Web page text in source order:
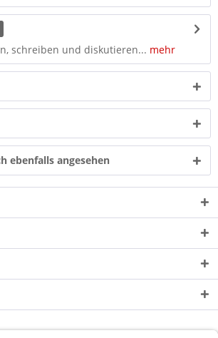
schreiben und diskutieren... mehr
ebenfalls angesehen
Mehrwertsteuer zzgl. evtl.Versandkostenund